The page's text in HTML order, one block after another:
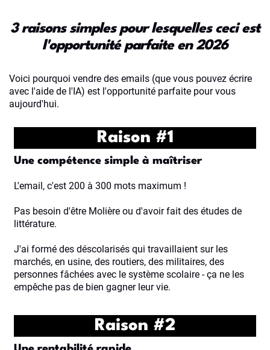
3 raisons simples pour lesquelles ceci est
l'opportunité parfaite en 2026
Voici pourquoi vendre des emails (que vous pouvez écrire
avec l'aide de l'IA) est l'opportunité parfaite pour vous
aujourd'hui.
Raison #1
Une compétence simple à maîtriser
L'email, c'est 200 à 300 mots maximum !
Pas besoin d'être Molière ou d'avoir fait des études de
littérature.
J'ai formé des déscolarisés qui travaillaient sur les
marchés, en usine, des routiers, des militaires, des
personnes fâchées avec le système scolaire - ça ne les
empêche pas de bien gagner leur vie.
Raison #2